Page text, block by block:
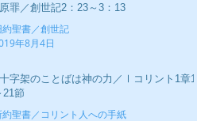
罪／創世記2：23～3：13
約聖書／創世記
年8月4日
字架のことばは神の力／Ⅰコリント1章17
21節
約聖書／コリント人への手紙